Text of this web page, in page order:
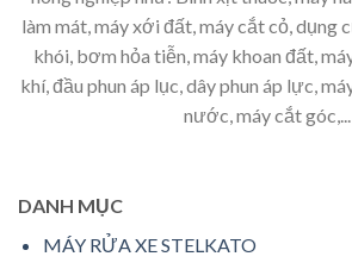
làm mát, máy xới đất, máy cắt cỏ, dụng
khói, bơm hỏa tiễn, máy khoan đất,
khí, đầu phun áp lục, dây phun áp lực,
nước, máy cắt góc,...
DANH MỤC
MÁY RỬA XE STELKATO